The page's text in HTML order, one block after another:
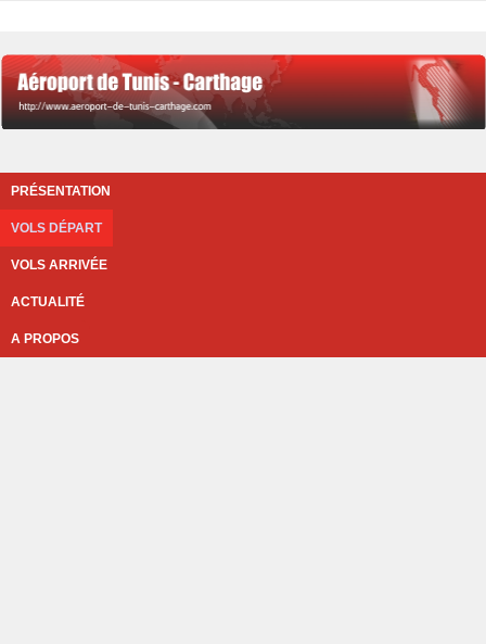
PRÉSENTATION
VOLS DÉPART
VOLS ARRIVÉE
ACTUALITÉ
A PROPOS